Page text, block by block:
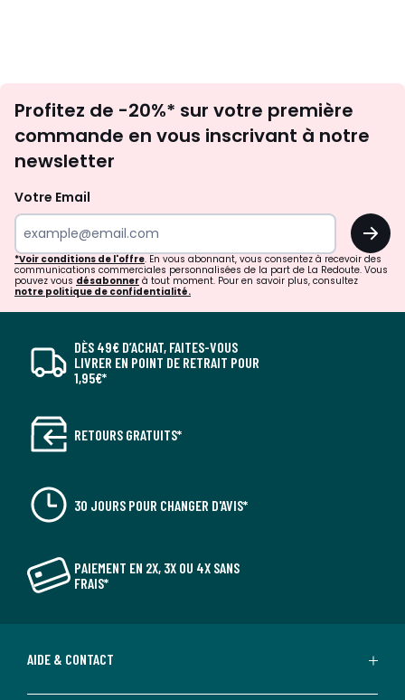
newsletter
Profitez de -20%* sur votre première
commande en vous inscrivant à notre
newsletter
Votre Email
OK
*Voir conditions de l'offre. En vous abonnant, vous consentez à recevoir des
communications commerciales personnalisées de la part de La Redoute. Vous
pouvez vous désabonner à tout moment. Pour en savoir plus, consultez
notre politique de confidentialité.
DÈS 49€ D’ACHAT, FAITES-VOUS
LIVRER EN POINT DE RETRAIT POUR
1,95€*
RETOURS GRATUITS*
30 JOURS POUR CHANGER D'AVIS*
PAIEMENT EN 2X, 3X OU 4X SANS
FRAIS*
AIDE & CONTACT